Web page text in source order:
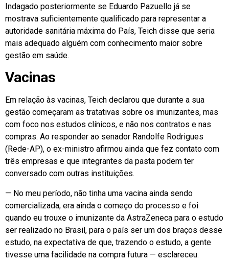
Indagado posteriormente se Eduardo Pazuello já se
mostrava suficientemente qualificado para representar a
autoridade sanitária máxima do País, Teich disse que seria
mais adequado alguém com conhecimento maior sobre
gestão em saúde.
Vacinas
Em relação às vacinas, Teich declarou que durante a sua
gestão começaram as tratativas sobre os imunizantes, mas
com foco nos estudos clínicos, e não nos contratos e nas
compras. Ao responder ao senador Randolfe Rodrigues
(Rede-AP), o ex-ministro afirmou ainda que fez contato com
três empresas e que integrantes da pasta podem ter
conversado com outras instituições.
— No meu período, não tinha uma vacina ainda sendo
comercializada, era ainda o começo do processo e foi
quando eu trouxe o imunizante da AstraZeneca para o estudo
ser realizado no Brasil, para o país ser um dos braços desse
estudo, na expectativa de que, trazendo o estudo, a gente
tivesse uma facilidade na compra futura — esclareceu.